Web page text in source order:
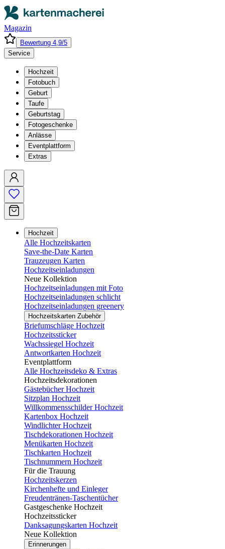
Magazin
Bewertung 4,9/5
Service
Hochzeit
Fotobuch
Geburt
Taufe
Geburtstag
Fotogeschenke
Anlässe
Eventplattform
Extras
Hochzeit
Alle Hochzeitskarten
Save-the-Date Karten
Trauzeugen Karten
Hochzeitseinladungen
Neue Kollektion
Hochzeitseinladungen mit Foto
Hochzeitseinladungen schlicht
Hochzeitseinladungen greenery
Hochzeitskarten Zubehör
Briefumschläge Hochzeit
Hochzeitssticker
Wachssiegel Hochzeit
Antwortkarten Hochzeit
Eventplattform
Alle Hochzeitsdeko & Extras
Hochzeitsdekorationen
Gästebücher Hochzeit
Sitzplan Hochzeit
Willkommensschilder Hochzeit
Kartenbox Hochzeit
Windlichter Hochzeit
Tischdekorationen Hochzeit
Menükarten Hochzeit
Tischkarten Hochzeit
Tischnummern Hochzeit
Für die Trauung
Hochzeitskerzen
Kirchenhefte und Einleger
Freudentränen-Taschentücher
Gastgeschenke Hochzeit
Hochzeitssticker
Danksagungskarten Hochzeit
Neue Kollektion
Erinnerungen